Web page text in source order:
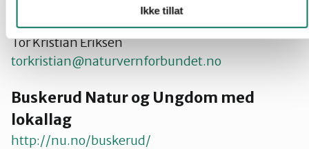
Ikke tillat
Hjemmesideansvarlig fylkeslaget
Tor Kristian Eriksen
torkristian@naturvernforbundet.no
Buskerud Natur og Ungdom med
lokallag
http://nu.no/buskerud/